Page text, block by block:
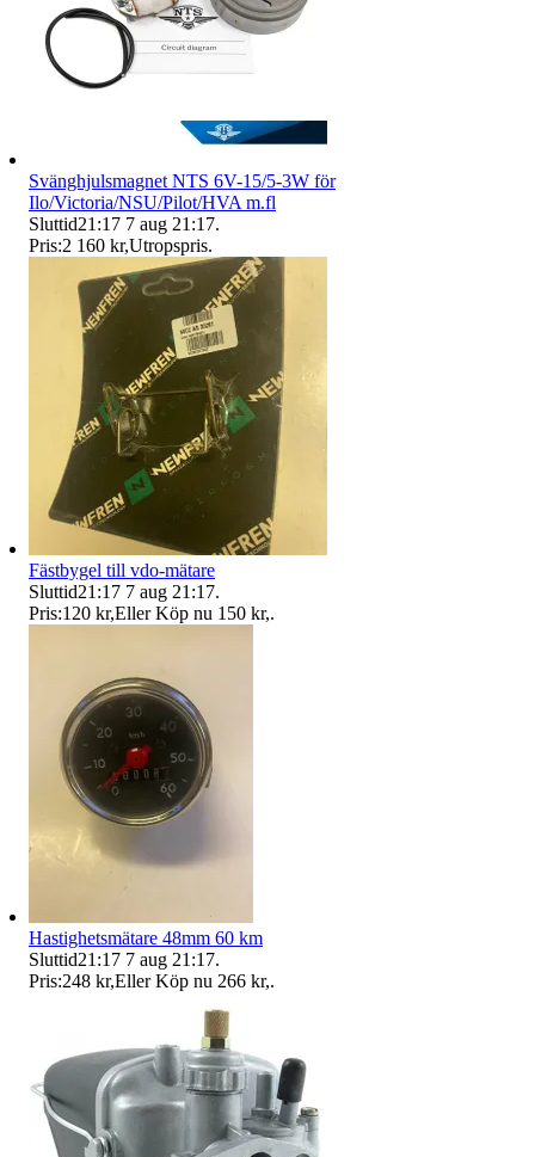
Svänghjulsmagnet NTS 6V-15/5-3W för
Ilo/Victoria/NSU/Pilot/HVA m.fl
Sluttid21:17 7 aug 21:17.
Pris:2 160 kr,Utropspris.
Fästbygel till vdo-mätare
Sluttid21:17 7 aug 21:17.
Pris:120 kr,Eller Köp nu 150 kr,.
Hastighetsmätare 48mm 60 km
Sluttid21:17 7 aug 21:17.
Pris:248 kr,Eller Köp nu 266 kr,.